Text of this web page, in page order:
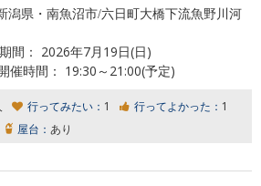
潟県・南魚沼市/六日町大橋下流魚野川河
期間： 2026年7月19日(日)
催時間： 19:30～21:00(予定)
行ってみたい： 1 行ってよかった： 1
屋台： あり